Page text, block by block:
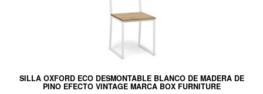
SILLA OXFORD ECO DESMONTABLE BLANCO DE MADERA DE
PINO EFECTO VINTAGE MARCA BOX FURNITURE